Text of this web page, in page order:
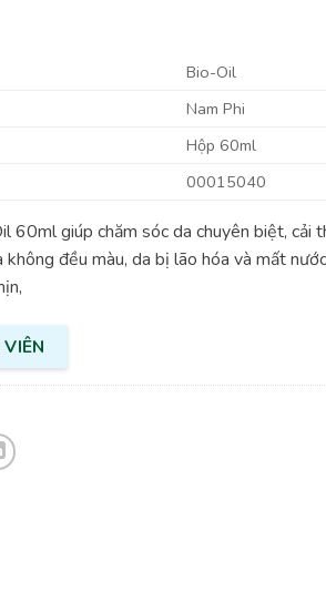
Bio-Oil
Nam Phi
Hộp 60ml
00015040
60ml giúp chăm sóc da chuyên biệt, cải
không đều màu, da bị lão hóa và mất